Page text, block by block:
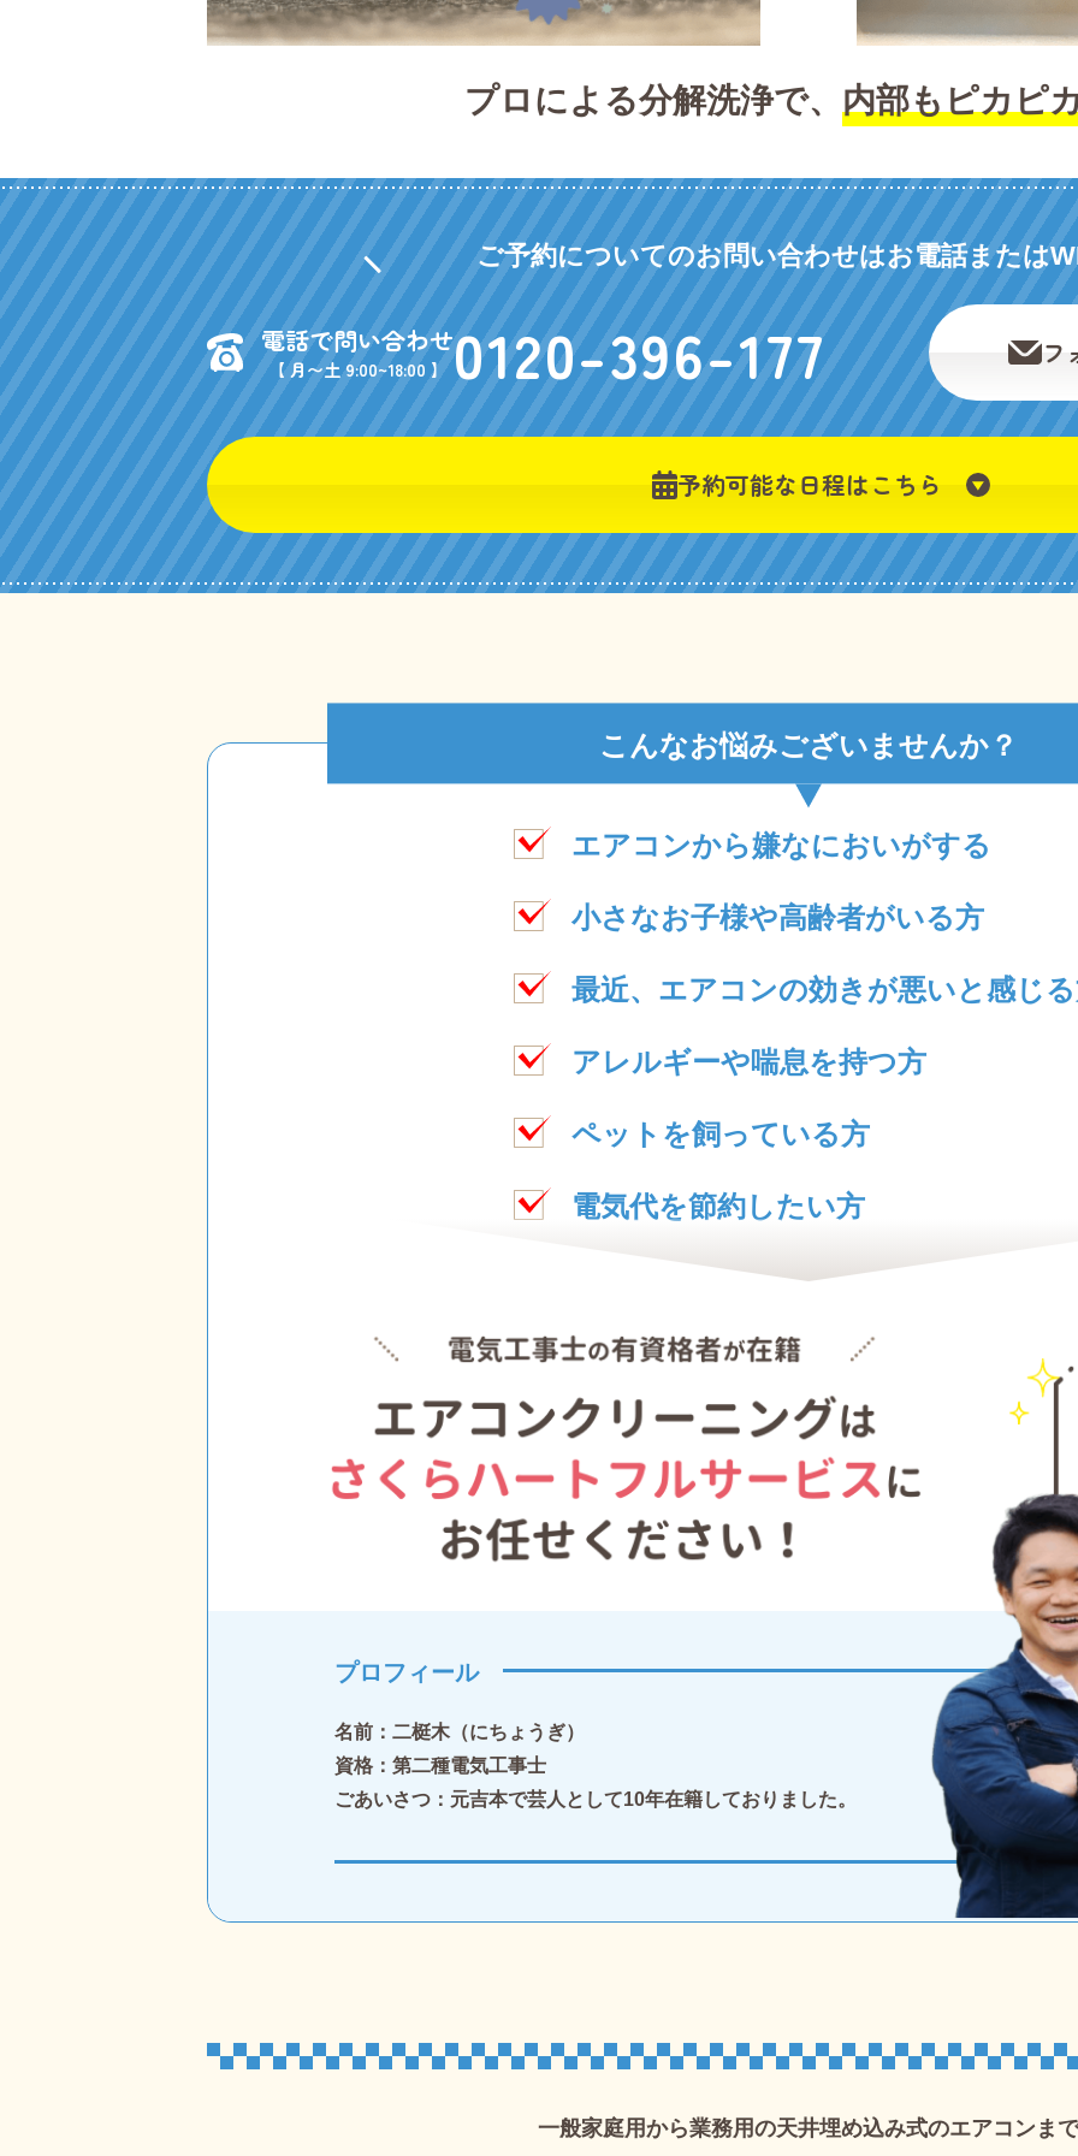
プロによる分解洗浄で、 内部もピカピ
ご予約についてのお問い合わせはお電話または
電話で問い合わせ
【 月〜土 9:00~18:00 】 0120-396-177 フ
予約可能な日程はこちら
こんなお悩みございませんか？
エアコンから嫌なにおいがする
小さなお子様や高齢者がいる方
最近、エアコンの効きが悪いと感じ
アレルギーや喘息を持つ方
ペットを飼っている方
電気代を節約したい方
プロフィール
名前：二梃木（にちょうぎ）
資格：第二種電気工事士
ごあいさつ：元吉本で芸人として10年在籍しておりました。
一般家庭用から業務用の天井埋め込み式のエアコンまで